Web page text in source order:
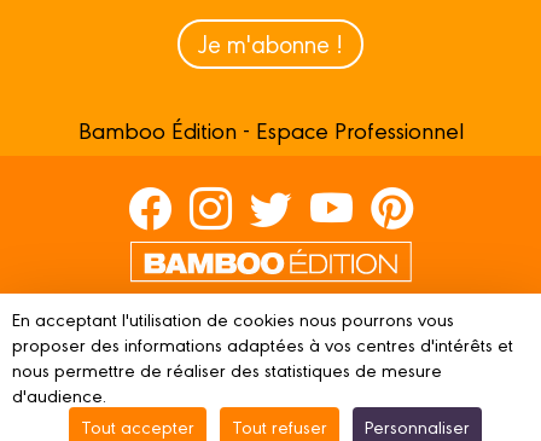
Je m'abonne !
Bamboo Édition - Espace Professionnel
Contactez-nous
Devenir partenaire
© 2023 BAMBOO ÉDITION Mentions légales Conditions
En acceptant l'utilisation de cookies nous pourrons vous
proposer des informations adaptées à vos centres d'intérêts et
nous permettre de réaliser des statistiques de mesure
d'audience.
Tout accepter
Tout refuser Personnaliser